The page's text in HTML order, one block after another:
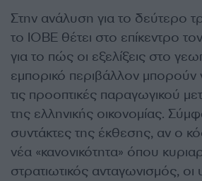
Στην ανάλυση για το δεύτερο
το ΙΟΒΕ θέτει στο επίκεντρο
για το πώς οι εξελίξεις στο
εμπορικό περιβάλλον
τις προοπτικές παραγωγικού
της ελληνικής οικονομίας.
συντάκτες της έκθεσης, αν ο
νέα «κανονικότητα» όπου
στρατιωτικός ανταγωνισμός,